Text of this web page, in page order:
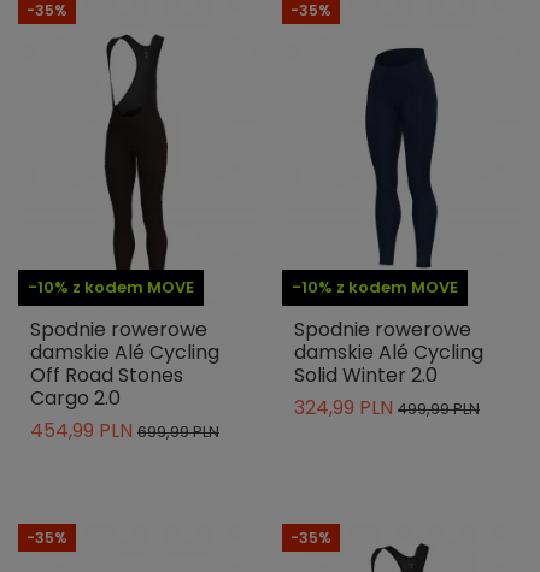
-10% z kodem MOVE
-35%
Spodnie rowerowe
damskie Alé Cycling
Off Road Stones
Cargo 2.0
454,99 PLN 699,99 PLN
-10% z kodem MOVE
-35%
Spodnie rowerowe
damskie Alé Cycling
Solid Winter 2.0
324,99 PLN 499,99 PLN
-35% -35%